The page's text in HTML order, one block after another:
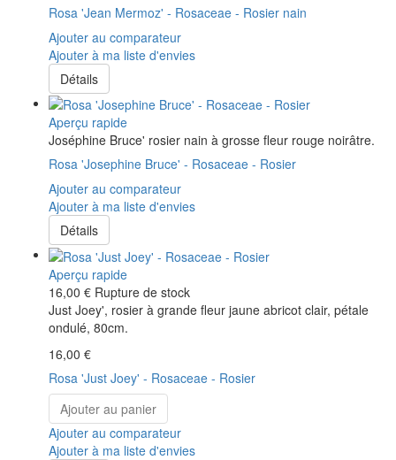
Rosa 'Jean Mermoz' - Rosaceae - Rosier nain
Ajouter au comparateur
Ajouter à ma liste d'envies
Détails
Aperçu rapide
Joséphine Bruce' rosier nain à grosse fleur rouge noirâtre.
Rosa 'Josephine Bruce' - Rosaceae - Rosier
Ajouter au comparateur
Ajouter à ma liste d'envies
Détails
Aperçu rapide
16,00 € Rupture de stock
Just Joey', rosier à grande fleur jaune abricot clair, pétale
ondulé, 80cm.
16,00 €
Rosa 'Just Joey' - Rosaceae - Rosier
Ajouter au panier
Ajouter au comparateur
Ajouter à ma liste d'envies